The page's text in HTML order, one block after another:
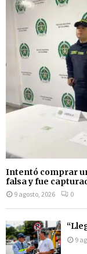
Intentó comprar
falsa y fue
9 agosto, 2026 0
9